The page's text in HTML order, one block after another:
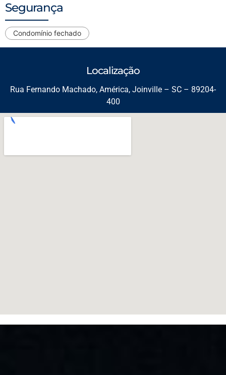
Segurança
Condomínio fechado
Localização
Rua Fernando Machado, América, Joinville – SC – 89204-
400